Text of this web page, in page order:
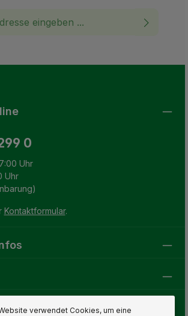
0
Uhr
Uhr
Kontaktformular.
verwendet Cookies, um eine